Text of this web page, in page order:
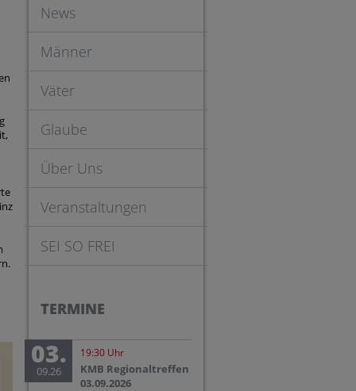
News
Männer
Väter
Glaube
Über Uns
Veranstaltungen
SEI SO FREI
TERMINE
03.
09.26
19:30 Uhr
KMB Regionaltreffen
03.09.2026